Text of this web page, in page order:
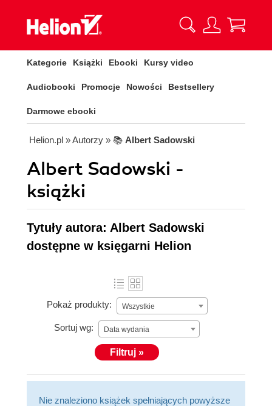
Kategorie Książki Ebooki Kursy video
Audiobooki Promocje Nowości Bestsellery
Darmowe ebooki
Helion.pl » Autorzy » 📚 Albert Sadowski
Albert Sadowski -
książki
Tytuły autora: Albert Sadowski
dostępne w księgarni Helion
Pokaż produkty: Wszystkie
Sortuj wg: Data wydania
Filtruj »
Nie znaleziono książek spełniających powyższe